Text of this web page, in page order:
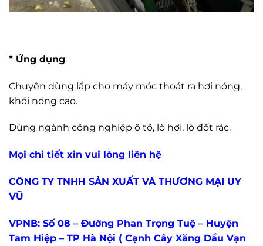
* Ứng dụng:
Chuyên dùng lắp cho máy móc thoát ra hơi nóng,
khói nóng cao.
Dùng ngành công nghiệp ô tô, lò hơi, lò đốt rác.
Mọi chi tiết xin vui lòng liên hệ
CÔNG TY TNHH SẢN XUẤT VÀ THƯƠNG MẠI UY
VŨ
VPNB: Số 08 – Đường Phan Trọng Tuệ – Huyện
Tam Hiệp – TP Hà Nội ( Cạnh Cây Xăng Dầu Vạn